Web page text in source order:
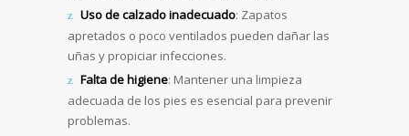
Uso de calzado inadecuado: Zapatos
apretados o poco ventilados pueden dañar las
uñas y propiciar infecciones.
Falta de higiene: Mantener una limpieza
adecuada de los pies es esencial para prevenir
problemas.